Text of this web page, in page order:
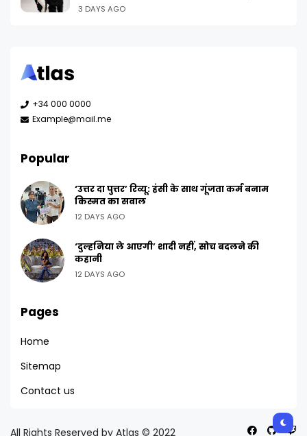
3 DAYS AGO
+34 000 0000
Example@mail.me
Popular
‘उत्तर दा पुत्तर’ रिव्यू: हंसी के साथ गूंजता कर्म बनाम
किस्मत का सवाल
12 DAYS AGO
‘दुल्हनिया ले आएगी’ शादी नहीं, सोच बदलने की
कहानी
12 DAYS AGO
Pages
Home
Sitemap
Contact us
All Rights Reserved by Atlas © 2022